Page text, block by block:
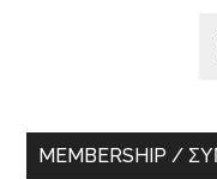
MEMBERSHIP /